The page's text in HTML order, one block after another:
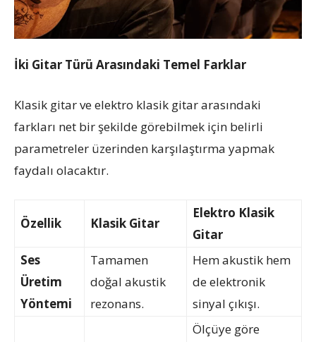
İki Gitar Türü Arasındaki Temel Farklar
Klasik gitar ve elektro klasik gitar arasındaki
farkları net bir şekilde görebilmek için belirli
parametreler üzerinden karşılaştırma yapmak
faydalı olacaktır.
Özellik Klasik Gitar
Elektro Klasik
Gitar
Ses
Üretim
Yöntemi
Tamamen
doğal akustik
rezonans.
Hem akustik hem
de elektronik
sinyal çıkışı.
Ölçüye göre